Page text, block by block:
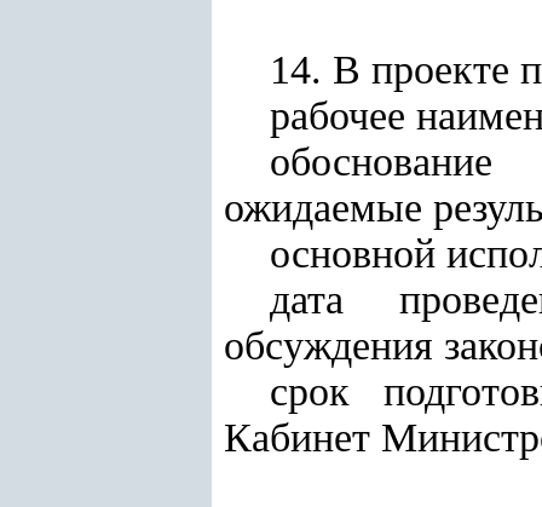
14. В проекте
рабочее
ожидаемые
основной
дата
обсуждения
срок
Кабинет